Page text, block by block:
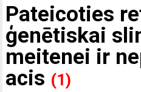
Pateicoties
ģenētiskai
meitenei ir
acis (1)